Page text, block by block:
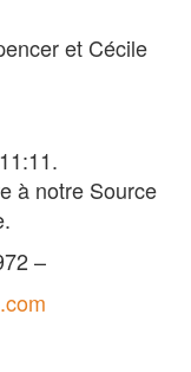
et Cécile
à notre Source
–